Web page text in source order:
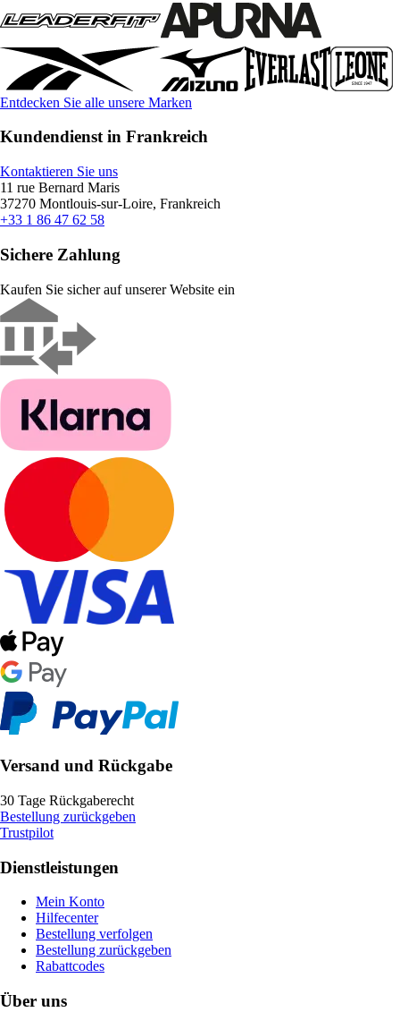
Entdecken Sie alle unsere Marken
Kundendienst in Frankreich
Kontaktieren Sie uns
11 rue Bernard Maris
37270 Montlouis-sur-Loire, Frankreich
+33 1 86 47 62 58
Sichere Zahlung
Kaufen Sie sicher auf unserer Website ein
Versand und Rückgabe
30 Tage Rückgaberecht
Bestellung zurückgeben
Trustpilot
Dienstleistungen
Mein Konto
Hilfecenter
Bestellung verfolgen
Bestellung zurückgeben
Rabattcodes
Über uns